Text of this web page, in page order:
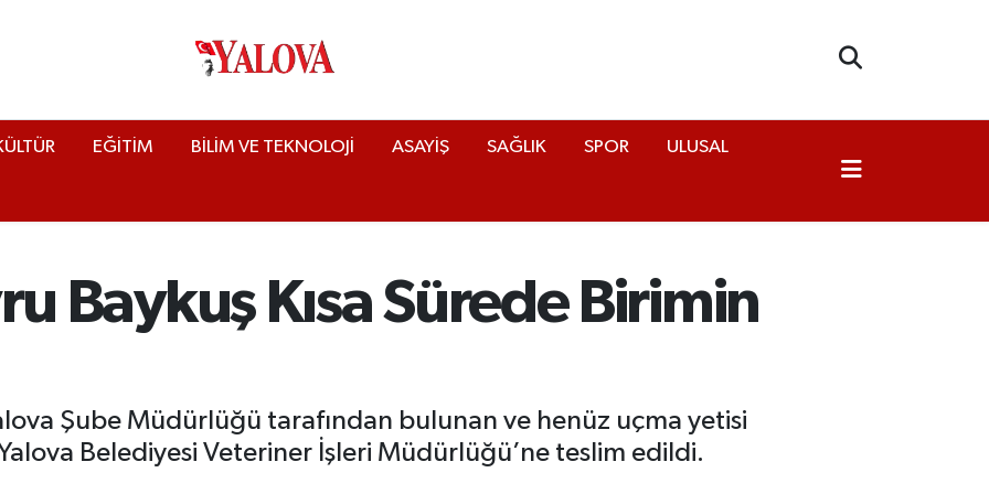
EĞİTİM BİLİM VE TEKNOLOJİ ASAYİŞ SAĞLIK SPOR ULUSAL
Baykuş Kısa Sürede Birimin
Şube Müdürlüğü tarafından bulunan ve henüz uçma yetisi
Belediyesi Veteriner İşleri Müdürlüğü’ne teslim edildi.